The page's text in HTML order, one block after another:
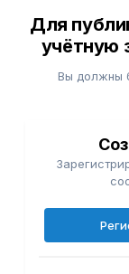
Для
учётную
Вы должны